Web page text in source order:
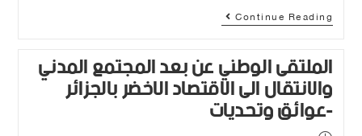
Continue Reading
الملتقى الوطني عن بعد المجتمع المدني
والانتقال الى الاقتصاد الاخضر بالجزائر
-عوائق وتحديات